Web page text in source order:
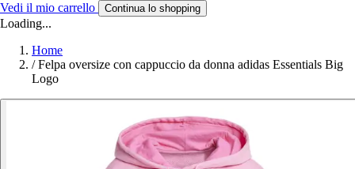
Vedi il mio carrello Continua lo shopping
Loading...
Home
/ Felpa oversize con cappuccio da donna adidas Essentials Big
Logo